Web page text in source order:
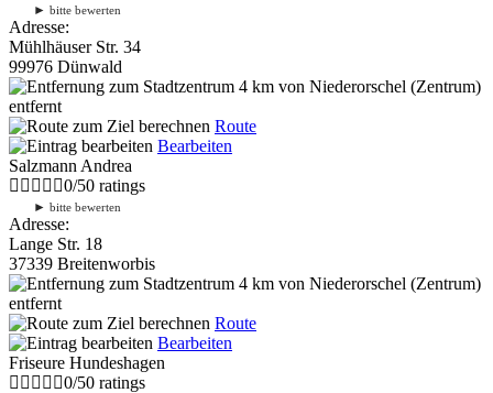
► bitte bewerten
Adresse:
Mühlhäuser Str. 34
99976 Dünwald
4 km von Niederorschel (Zentrum)
entfernt
Route
Bearbeiten
Salzmann Andrea
0/50 ratings
► bitte bewerten
Adresse:
Lange Str. 18
37339 Breitenworbis
4 km von Niederorschel (Zentrum)
entfernt
Route
Bearbeiten
Friseure Hundeshagen
0/50 ratings